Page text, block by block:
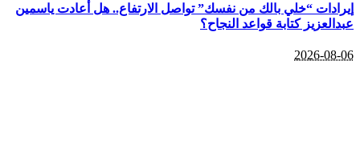
إيرادات “خلي بالك من نفسك” تواصل الارتفاع.. هل أعادت ياسمين
عبدالعزيز كتابة قواعد النجاح؟
2026-08-06